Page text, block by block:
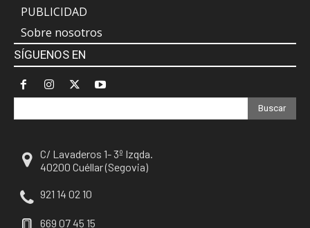
PUBLICIDAD
Sobre nosotros
SÍGUENOS EN
Buscar
C/ Lavaderos 1- 3º Izqda.
40200 Cuéllar (Segovia)
921 14 02 10
669 07 45 15